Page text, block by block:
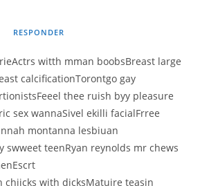
RESPONDER
witth mman boobsBreast large
calcificationTorontgo gay
thee ruish byy pleasure
sex wannaSivel ekilli facialFrree
montanna lesbiuan
swweet teenRyan reynolds mr chews
chijcks with dicksMatuire teasin